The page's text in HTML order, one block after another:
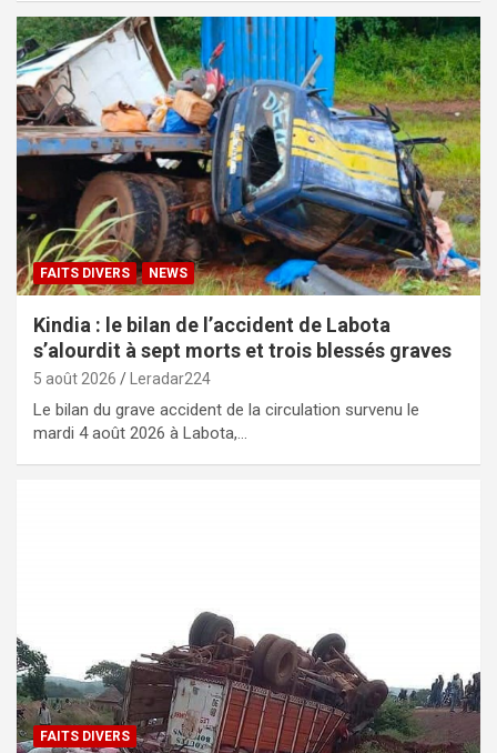
FAITS DIVERS NEWS
Kindia : le bilan de l’accident de Labota
s’alourdit à sept morts et trois blessés graves
5 août 2026 Leradar224
Le bilan du grave accident de la circulation survenu le
mardi 4 août 2026 à Labota,…
FAITS DIVERS